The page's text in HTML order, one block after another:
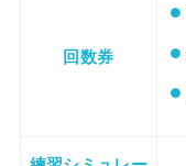
回数券